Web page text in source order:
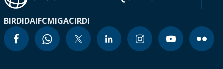
BIRDIDAIFCMIGACIRDI